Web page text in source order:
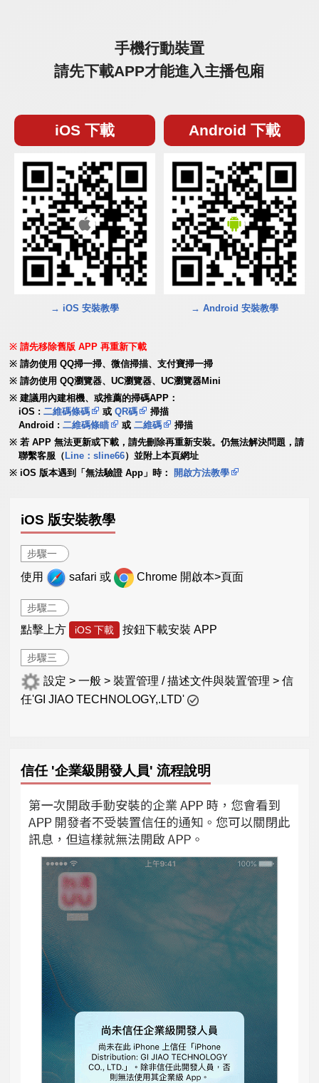
手機行動裝置
請先下載APP才能進入主播包廂
iOS 下載
→ iOS 安裝教學
Android 下載
→ Android 安裝教學
請先移除舊版 APP 再重新下載
請勿使用 QQ掃一掃、微信掃描、支付寶掃一掃
請勿使用 QQ瀏覽器、UC瀏覽器、UC瀏覽器Mini
建議用內建相機、或推薦的掃碼APP：
iOS :二維碼條碼 或QR碼
掃描
Android :二維碼條瞄 或二維碼
掃描
若 APP 無法更新或下載，請先刪除再重新安裝。仍無法解決問題，請
聯繫客服（ Line：sline66）並附上本頁網址
iOS 版本遇到「無法驗證 App」時：
開啟方法教學
iOS 版安裝教學
步驟一
使用 safari 或 Chrome 開啟本>頁面
步驟二
點擊上方 iOS 下載 按鈕下載安裝 APP
步驟三
設定 > 一般 > 裝置管理 / 描述文件與裝置管理 > 信
任'GI JIAO TECHNOLOGY,.LTD'
信任 '企業級開發人員' 流程說明